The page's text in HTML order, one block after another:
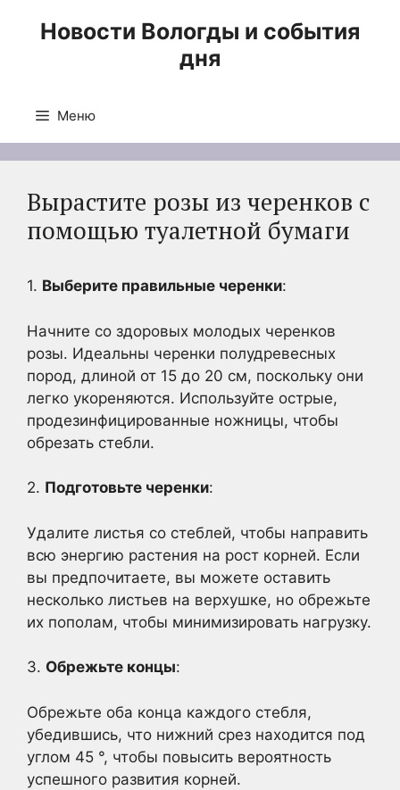
Новости Вологды и события
дня
Меню
Вырастите розы из черенков с
помощью туалетной бумаги
1. Выберите правильные черенки:
Начните со здоровых молодых черенков
розы. Идеальны черенки полудревесных
пород, длиной от 15 до 20 см, поскольку они
легко укореняются. Используйте острые,
продезинфицированные ножницы, чтобы
обрезать стебли.
2. Подготовьте черенки:
Удалите листья со стеблей, чтобы направить
всю энергию растения на рост корней. Если
вы предпочитаете, вы можете оставить
несколько листьев на верхушке, но обрежьте
их пополам, чтобы минимизировать нагрузку.
3. Обрежьте концы:
Обрежьте оба конца каждого стебля,
убедившись, что нижний срез находится под
углом 45 °, чтобы повысить вероятность
успешного развития корней.